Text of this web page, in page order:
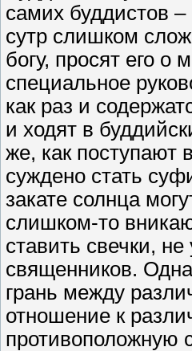
самих буддистов
сутр слишком
богу, просят его о
специальное
как раз и
и ходят в
же, как поступают
суждено стать
закате солнца
слишком-то
ставить свечки,
священников.
грань между
отношение к
противоположную